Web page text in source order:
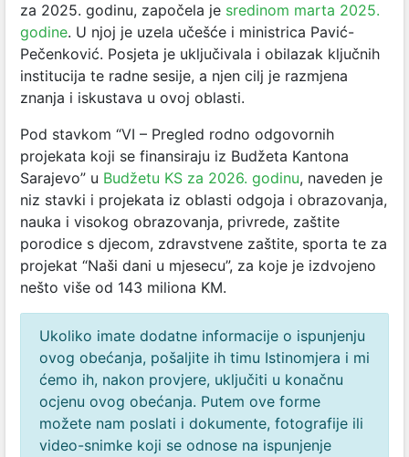
za 2025. godinu, započela je sredinom marta 2025.
godine. U njoj je uzela učešće i ministrica Pavić-
Pečenković. Posjeta je uključivala i obilazak ključnih
institucija te radne sesije, a njen cilj je razmjena
znanja i iskustava u ovoj oblasti.
Pod stavkom “VI – Pregled rodno odgovornih
projekata koji se finansiraju iz Budžeta Kantona
Sarajevo” u Budžetu KS za 2026. godinu, naveden je
niz stavki i projekata iz oblasti odgoja i obrazovanja,
nauka i visokog obrazovanja, privrede, zaštite
porodice s djecom, zdravstvene zaštite, sporta te za
projekat “Naši dani u mjesecu”, za koje je izdvojeno
nešto više od 143 miliona KM.
Ukoliko imate dodatne informacije o ispunjenju
ovog obećanja, pošaljite ih timu Istinomjera i mi
ćemo ih, nakon provjere, uključiti u konačnu
ocjenu ovog obećanja. Putem ove forme
možete nam poslati i dokumente, fotografije ili
video-snimke koji se odnose na ispunjenje